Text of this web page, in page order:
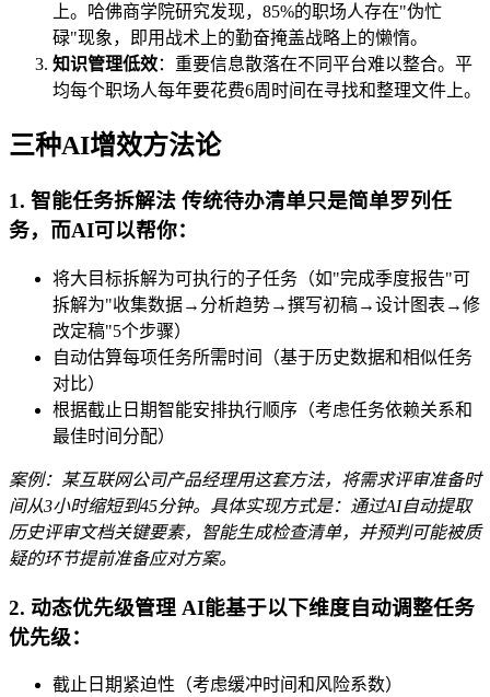
上。哈佛商学院研究发现，85%的职场人存在"伪忙
碌"现象，即用战术上的勤奋掩盖战略上的懒惰。
知识管理低效：重要信息散落在不同平台难以整合。平
均每个职场人每年要花费6周时间在寻找和整理文件上。
三种AI增效方法论
1. 智能任务拆解法 传统待办清单只是简单罗列任
务，而AI可以帮你：
将大目标拆解为可执行的子任务（如"完成季度报告"可
拆解为"收集数据→分析趋势→撰写初稿→设计图表→修
改定稿"5个步骤）
自动估算每项任务所需时间（基于历史数据和相似任务
对比）
根据截止日期智能安排执行顺序（考虑任务依赖关系和
最佳时间分配）
案例：某互联网公司产品经理用这套方法，将需求评审准备时
间从3小时缩短到45分钟。具体实现方式是：通过AI自动提取
历史评审文档关键要素，智能生成检查清单，并预判可能被质
疑的环节提前准备应对方案。
2. 动态优先级管理 AI能基于以下维度自动调整任务
优先级：
截止日期紧迫性（考虑缓冲时间和风险系数）